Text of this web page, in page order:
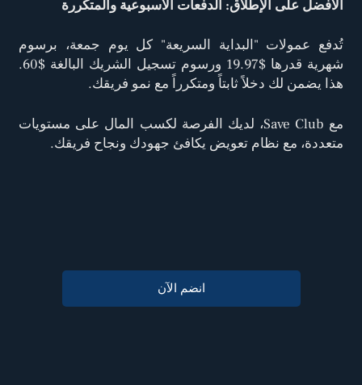
الأفضل على الإطلاق: الدفعات الأسبوعية والمتكررة
تُدفع عمولات "البداية السريعة" كل يوم جمعة، برسوم
شهرية قدرها $19.97 ورسوم تسجيل الشريك البالغة $60.
هذا يضمن لك دخلاً ثابتاً ومتكرراً مع نمو فريقك.
مع Save Club، لديك الفرصة لكسب المال على مستويات
متعددة، مع نظام تعويض يكافئ جهودك ونجاح فريقك.
انضم الآن